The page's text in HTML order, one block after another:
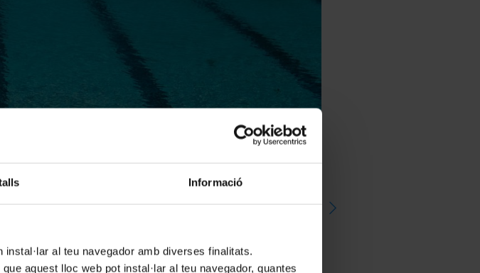
Informació
al teu navegador amb diverses finalitats.
aquest lloc web pot instal·lar al teu navegador, quantes